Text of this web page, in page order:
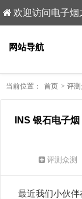
欢迎访问电子烟
网站导航
当前位置： 首页 > 评测
INS 银石电子
评测众测
最近我们小伙